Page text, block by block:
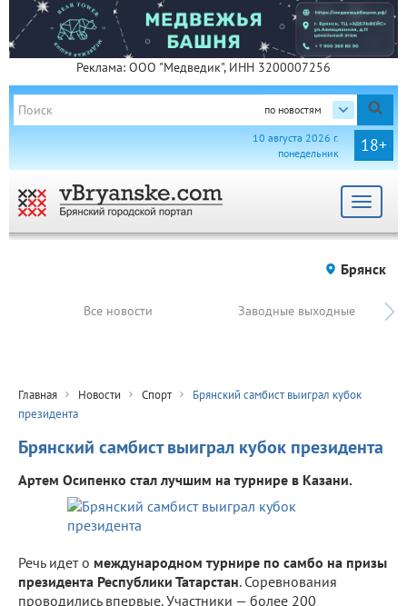
Реклама: ООО "Медведик", ИНН 3200007256
по новостям
18+
10 августа 2026 г.
понедельник
Toggle
Брянск
Все новости Заводные выходные
Главная Новости Спорт
Брянский самбист выиграл кубок
президента
Брянский самбист выиграл кубок президента
Артем Осипенко стал лучшим на турнире в Казани.
Речь идет о международном турнире по самбо на призы
президента Республики Татарстан. Соревнования
проводились впервые. Участники — более 200